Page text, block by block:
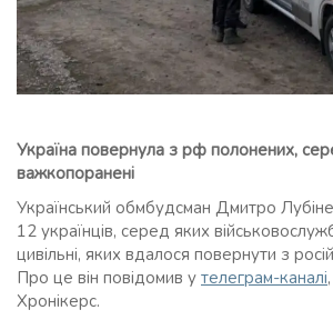
Україна повернула з рф полонених,
важкопоранені
Український обмбудсман Дмитро
12 українців, серед яких
цивільні, яких вдалося повернути з
Про це він повідомив у телеграм-каналі
Хронікерс.